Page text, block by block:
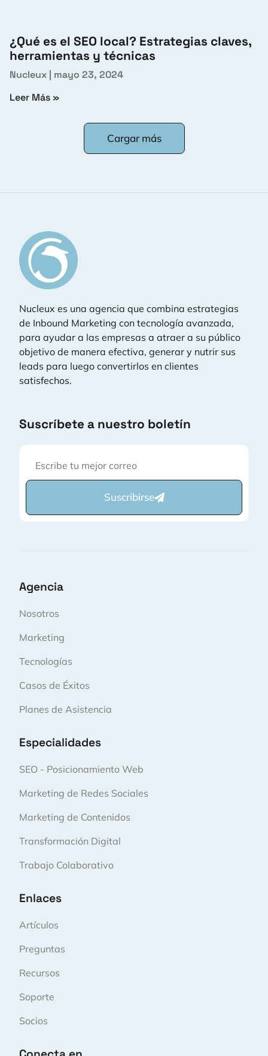
¿Qué es el SEO local? Estrategias claves,
herramientas y técnicas
Nucleux
mayo 23, 2024
Leer Más »
Cargar más
Nucleux es una agencia que combina estrategias
de Inbound Marketing con tecnología avanzada,
para ayudar a las empresas a atraer a su público
objetivo de manera efectiva, generar y nutrir sus
leads para luego convertirlos en clientes
satisfechos.
Suscríbete a nuestro boletín
Suscribirse
Agencia
Nosotros
Marketing
Tecnologías
Casos de Éxitos
Planes de Asistencia
Especialidades
SEO - Posicionamiento Web
Marketing de Redes Sociales
Marketing de Contenidos
Transformación Digital
Trabajo Colaborativo
Enlaces
Artículos
Preguntas
Recursos
Soporte
Socios